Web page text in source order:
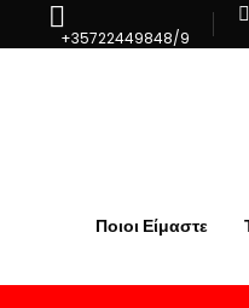
+35722449848/9
Ποιοι Είμαστε